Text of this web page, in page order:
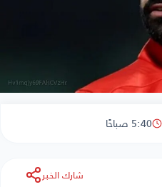
5:40 صباحًا
شارك الخبر